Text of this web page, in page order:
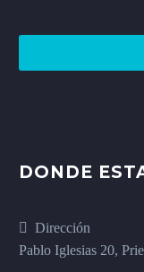
DONDE
Dirección
Pablo Iglesias 20,